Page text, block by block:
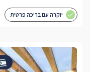
יוקרה עם בריכה פרטית